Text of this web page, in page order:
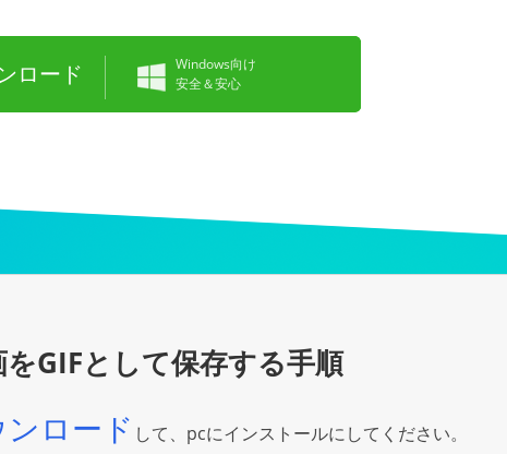
ロード
Windows向け
安全＆安心
GIFとして保存する手順
ロード して、pcにインストールにしてください。